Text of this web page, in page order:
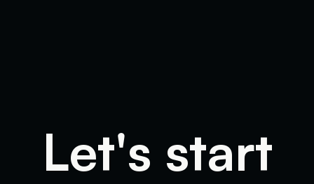
Let's start